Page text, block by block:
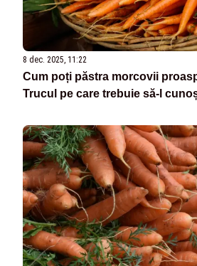
8 dec. 2025, 11:22
Cum poți păstra morcovii
Trucul pe care trebuie să-l